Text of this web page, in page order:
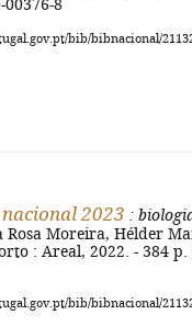
00376-8
bib/bibnacional/
2023 :
Rosa Moreira, Hélder
: Areal, 2022. - 384 p.
bib/bibnacional/